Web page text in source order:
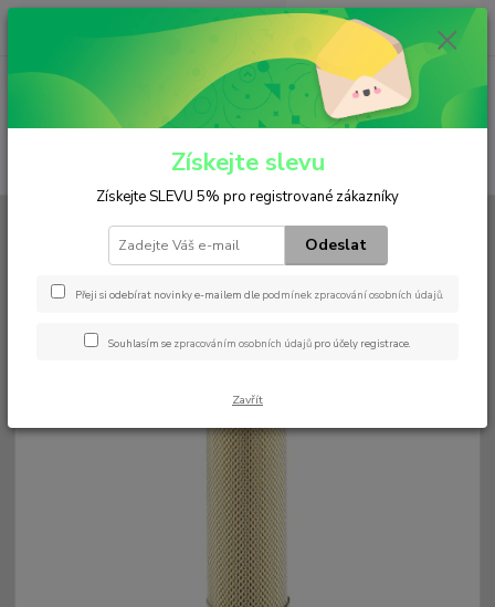
(Po-Pá, 6:30-15 hod.)
ks
0 Kč
Získejte slevu
Získejte SLEVU 5% pro registrované zákazníky
Odeslat
Přeji si odebírat novinky e-mailem dle podmínek zpracování osobních údajů.
Souhlasím se zpracováním osobních údajů pro účely registrace.
Zavřít